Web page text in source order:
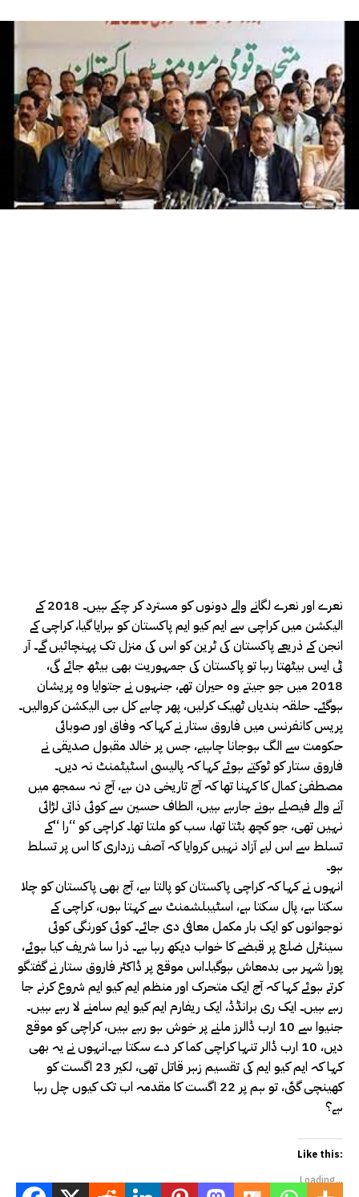
نعرے اور نعرے لگانے والے دونوں کو مسترد کر چکے ہیں۔ 2018 کے
الیکشن میں کراچی سے ایم کیو ایم پاکستان کو ہرایا گیا، کراچی کے
انجن کے ذریعے پاکستان کی ٹرین کو اس کی منزل تک پہنچائیں گے۔ آر
ٹی ایس بیٹھتا رہا تو پاکستان کی جمہوریت بھی بیٹھ جائے گی،
2018 میں جو جیتے وہ حیران تھے، جنہوں نے جتوایا وہ پریشان
ہوگئے۔ حلقہ بندیاں ٹھیک کرلیں، پھر چاہے کل ہی الیکشن کروالیں۔
پریس کانفرنس میں فاروق ستار نے کہا کہ وفاق اور صوبائی
حکومت سے الگ ہوجانا چاہیے، جس پر خالد مقبول صدیقی نے
فاروق ستار کو ٹوکتے ہوئے کہا کہ پالیسی اسٹیٹمنٹ نہ دیں۔
مصطفیٰ کمال کا کہنا تھا کہ آج تاریخی دن ہے، آج نہ سمجھ میں
آنے والے فیصلے ہونے جارہے ہیں، الطاف حسین سے کوئی ذاتی لڑائی
نہیں تھی، جو کچھ بٹتا تھا، سب کو ملتا تھا۔ کراچی کو “را “کے
تسلط سے اس لیے آزاد نہیں کروایا کہ آصف زرداری کا اس پر تسلط
ہو۔
انہوں نے کہا کہ کراچی پاکستان کو پالتا ہے، آج بھی پاکستان کو چلا
سکتا ہے، پال سکتا ہے، اسٹیبلشمنٹ سے کہتا ہوں، کراچی کے
نوجوانوں کو ایک بار مکمل معافی دی جائے۔ کوئی کورنگی کوئی
سینٹرل ضلع پر قبضے کا خواب دیکھ رہا ہے۔ ذرا سا شریف کیا ہوئے،
پورا شہر ہی بدمعاش ہوگیا۔اس موقع پر ڈاکٹر فاروق ستار نے گفتگو
کرتے ہوئے کہا کہ آج ایک متحرک اور منظم ایم کیو ایم شروع کرنے جا
رہے ہیں۔ ایک ری برانڈڈ، ایک ریفارم ایم کیو ایم سامنے لا رہے ہیں۔
جنیوا سے 10 ارب ڈالرز ملنے پر خوش ہو رہے ہیں، کراچی کو موقع
دیں، 10 ارب ڈالر تنہا کراچی کما کر دے سکتا ہے۔انہوں نے یہ بھی
کہا کہ ایم کیو ایم کی تقسیم زہر قاتل تھی، لکیر 23 اگست کو
کھینچی گئی، تو ہم پر 22 اگست کا مقدمہ اب تک کیوں چل رہا
ہے؟
Like this:
Loading...